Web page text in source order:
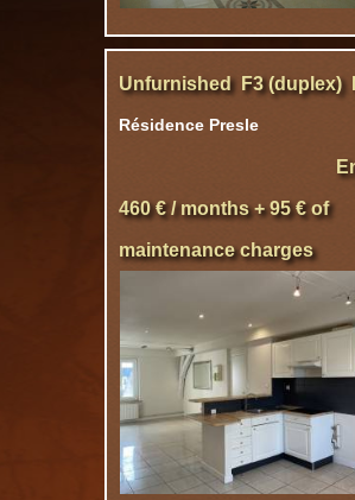
Unfurnished F3 (duplex)
Résidence Presle
460 € / months + 95 € of
maintenance charges